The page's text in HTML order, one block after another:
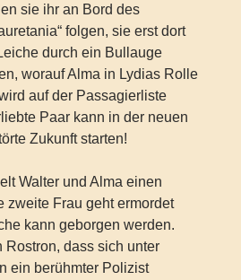
sie ihr an Bord des
folgen, sie erst dort
durch ein Bullauge
worauf Alma in Lydias Rolle
auf der Passagierliste
Paar kann in der neuen
Zukunft starten!
Walter und Alma einen
zweite Frau geht ermordet
kann geborgen werden.
Rostron, dass sich unter
ein berühmter Polizist